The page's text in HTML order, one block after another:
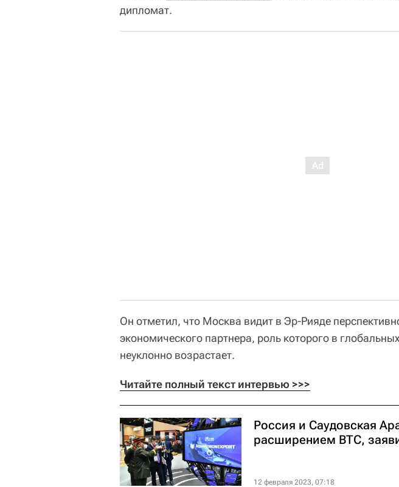
дипломат.
Он отметил, что Москва видит в Эр-Рияде
экономического партнера, роль которого в
неуклонно возрастает.
Читайте полный текст интервью >>>
Россия и Саудовская
расширением ВТС,
12 февраля 2023, 07:18